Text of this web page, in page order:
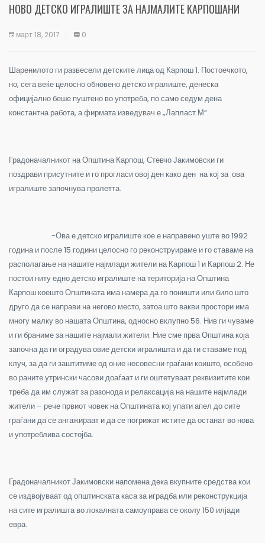
НОВО ДЕТСКО ИГРАЛИШТЕ ЗА НАЈМАЛИТЕ КАРПОШАНИ
март 18, 2017 0
Шаренилото ги развесели детските лица од Карпош 1. Постоечкото,
но, сега веќе целосно обновено детско игралиште, денеска
официјално беше пуштено во употреба, по само седум дена
константна работа, а фирмата изведувач е „Лапласт М“.
Градоначалникот на Општина Карпош, Стевчо Јакимовски ги
поздрави присутните и го прогласи овој ден како ден на кој за ова
игралиште започнува пролетта.
-Ова е детско игралиште кое е направено уште во 1992
година и после 15 години целосно го реконструираме и го ставаме на
располагање на нашите најмлади жители на Карпош 1 и Карпош 2. Не
постои ниту едно детско игралиште на територија на Општина
Карпош коешто Општината има намера да го поништи или било што
друго да се направи на негово место, затоа што вакви простори има
многу малку во нашата Општина, односно вклупно 56. Нив ги чуваме
и ги браниме за нашите најмали жители. Ние сме прва Општина која
започна да ги оградува овие детски игралишта и да ги ставаме под
клуч, за да ги заштитиме од оние несовесни граѓани коишто, особено
во раните утрински часови доаѓаат и ги оштетуваат реквизитите кои
треба да им служат за разонода и релаксација на нашите најмлади
жители – рече првиот човек на Општината кој упати апел до сите
граѓани да се ангажираат и да се погрижат истите да останат во нова
и употреблива состојба.
Градоначалникот Јакимовски напомена дека вкупните средства кои
се издвојуваат од општинската каса за иградба или реконструкција
на сите игралишта во локалната самоуправа се околу 150 илјади
евра.